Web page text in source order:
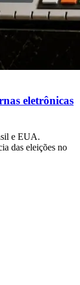
eletrônicas
e EUA.
das eleições no